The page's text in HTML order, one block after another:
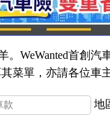
。WeWanted首創
菜單，亦請各位
地